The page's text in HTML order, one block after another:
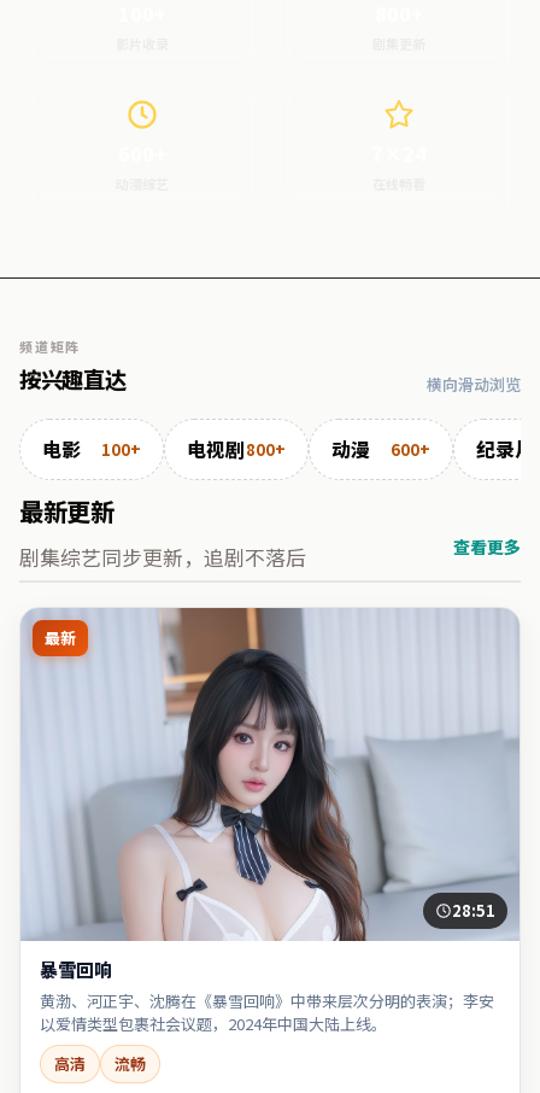
频道矩阵
按兴趣直达 横向滑动浏览
电影 100+ 电视剧800+ 动漫 600+ 纪录片
最新更新
剧集综艺同步更新，追剧不落后 查看更多
最新
28:51
暴雪回响
黄渤、河正宇、沈腾在《暴雪回响》中带来层次分明的表演；李安
以爱情类型包裹社会议题，2024年中国大陆上线。
高清
流畅